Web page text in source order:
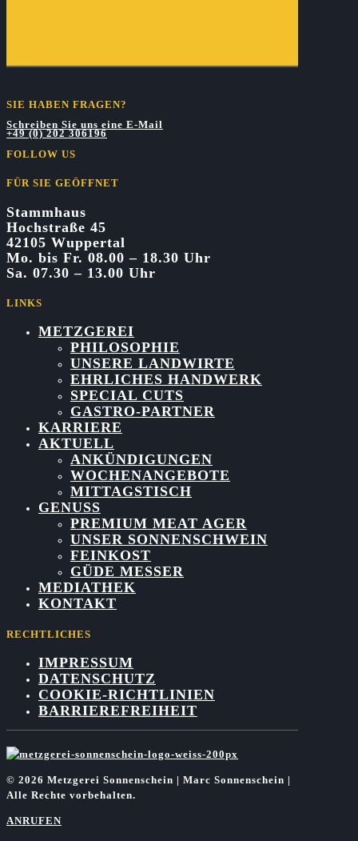
SIE HABEN FRAGEN?
+49 (0) 202 306196
Schreiben Sie uns eine E-Mail
FOLLOW US
FÜR SIE GEÖFFNET
Stammhaus
Hochstraße 45
42105 Wuppertal
Mo. bis Fr. 08.00 – 18.30 Uhr
Sa. 07.30 – 13.00 Uhr
LINKS
METZGEREI
PHILOSOPHIE
UNSERE LANDWIRTE
EHRLICHES HANDWERK
SPECIAL CUTS
GASTRO-PARTNER
KARRIERE
AKTUELL
ANKÜNDIGUNGEN
WOCHENANGEBOTE
MITTAGSTISCH
GENUSS
PREMIUM MEAT AGER
UNSER SONNENSCHWEIN
FEINKOST
GÜDE MESSER
MEDIATHEK
KONTAKT
RECHTLICHES
IMPRESSUM
DATENSCHUTZ
COOKIE-RICHTLINIEN
BARRIEREFREIHEIT
© 2026 Metzgerei Sonnenschein | Marc Sonnenschein |
Alle Rechte vorbehalten.
ANRUFEN